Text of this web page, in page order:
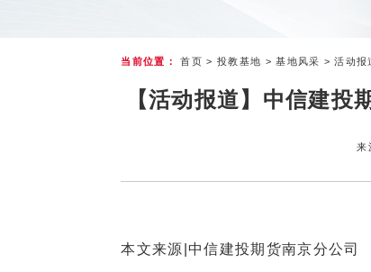
当前位置： 首页 > 投教基地 >基地风采 >活动报
【活动报道】中信建
来
本文来源|中信建投期货南京分公司